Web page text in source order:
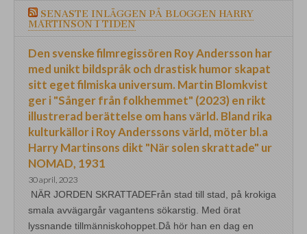
SENASTE INLÄGGEN PÅ BLOGGEN HARRY
MARTINSON I TIDEN
Den svenske filmregissören Roy Andersson har
med unikt bildspråk och drastisk humor skapat
sitt eget filmiska universum. Martin Blomkvist
ger i "Sånger från folkhemmet" (2023) en rikt
illustrerad berättelse om hans värld. Bland rika
kulturkällor i Roy Anderssons värld, möter bl.a
Harry Martinsons dikt "När solen skrattade" ur
NOMAD, 1931
30 april, 2023
NÄR JORDEN SKRATTADEFrån stad till stad, på krokiga
smala avvägargår vagantens sökarstig. Med örat
lyssnande tillmänniskohoppet.Då hör han en dag en